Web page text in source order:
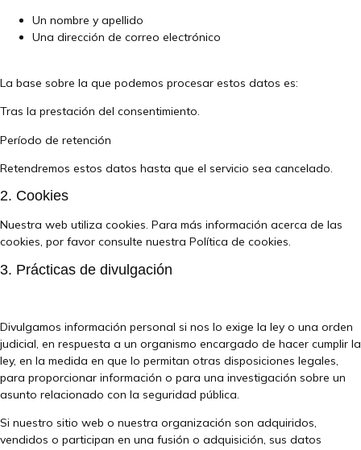
Un nombre y apellido
Una dirección de correo electrónico
La base sobre la que podemos procesar estos datos es:
Tras la prestación del consentimiento.
Período de retención
Retendremos estos datos hasta que el servicio sea cancelado.
2. Cookies
Nuestra web utiliza cookies. Para más información acerca de las
cookies, por favor consulte nuestra Política de cookies.
3. Prácticas de divulgación
Divulgamos información personal si nos lo exige la ley o una orden
judicial, en respuesta a un organismo encargado de hacer cumplir la
ley, en la medida en que lo permitan otras disposiciones legales,
para proporcionar información o para una investigación sobre un
asunto relacionado con la seguridad pública.
Si nuestro sitio web o nuestra organización son adquiridos,
vendidos o participan en una fusión o adquisición, sus datos